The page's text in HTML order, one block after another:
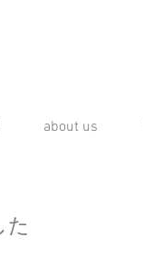
about us
た